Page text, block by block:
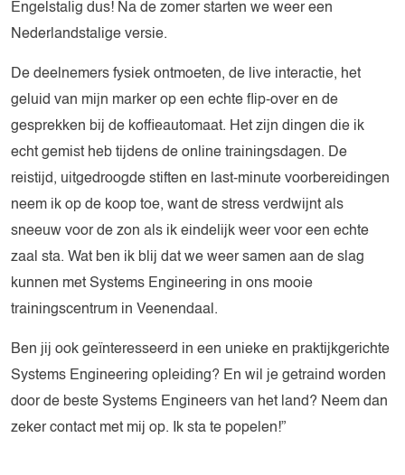
Engelstalig dus! Na de zomer starten we weer een
Nederlandstalige versie.
De deelnemers fysiek ontmoeten, de live interactie, het
geluid van mijn marker op een echte flip-over en de
gesprekken bij de koffieautomaat. Het zijn dingen die ik
echt gemist heb tijdens de online trainingsdagen. De
reistijd, uitgedroogde stiften en last-minute voorbereidingen
neem ik op de koop toe, want de stress verdwijnt als
sneeuw voor de zon als ik eindelijk weer voor een echte
zaal sta. Wat ben ik blij dat we weer samen aan de slag
kunnen met Systems Engineering in ons mooie
trainingscentrum in Veenendaal.
Ben jij ook geïnteresseerd in een unieke en praktijkgerichte
Systems Engineering opleiding? En wil je getraind worden
door de beste Systems Engineers van het land? Neem dan
zeker contact met mij op. Ik sta te popelen!”